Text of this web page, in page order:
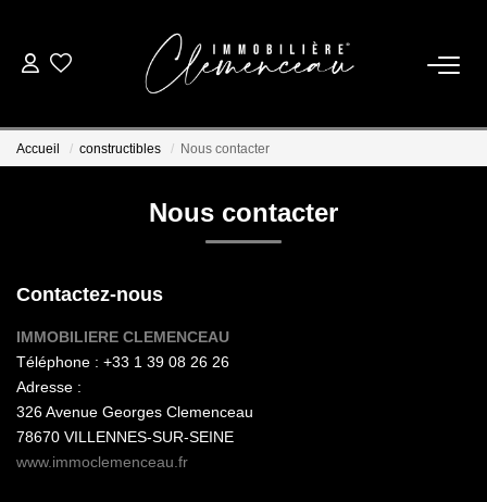
LOCATION
BIENS VENDUS
NOTRE AGENCE
Accueil constructibles Nous contacter
Nous contacter
Contactez-nous
IMMOBILIERE CLEMENCEAU
Téléphone : +33 1 39 08 26 26
Adresse :
326 Avenue Georges Clemenceau
78670 VILLENNES-SUR-SEINE
www.immoclemenceau.fr